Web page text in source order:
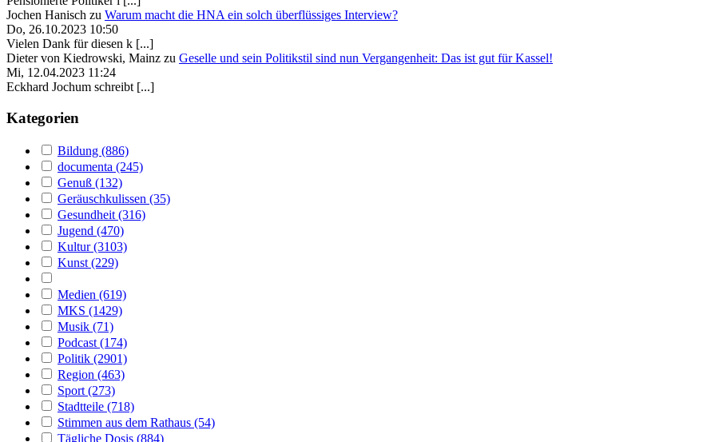
Jochen Hanisch zu Warum macht die HNA ein solch überflüssiges Interview?
Do, 26.10.2023 10:50
Vielen Dank für diesen k [...]
Dieter von Kiedrowski, Mainz zu Geselle und sein Politikstil sind nun Vergangenheit: Das ist gut für Kassel!
Mi, 12.04.2023 11:24
Eckhard Jochum schreibt [...]
Kategorien
Bildung (886)
documenta (245)
Genuß (132)
Geräuschkulissen (35)
Gesundheit (316)
Jugend (470)
Kultur (3103)
Kunst (229)
Medien (619)
MKS (1429)
Musik (71)
Podcast (174)
Politik (2901)
Region (463)
Sport (273)
Stadtteile (718)
Stimmen aus dem Rathaus (54)
Tägliche Dosis (884)